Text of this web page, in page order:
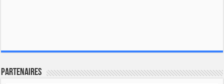
Partenaires